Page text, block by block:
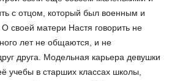
с отцом, который был военным и
О своей матери Настя говорить не
лет не общаются, и не
друга. Модельная карьера девушки
учебы в старших классах школы,